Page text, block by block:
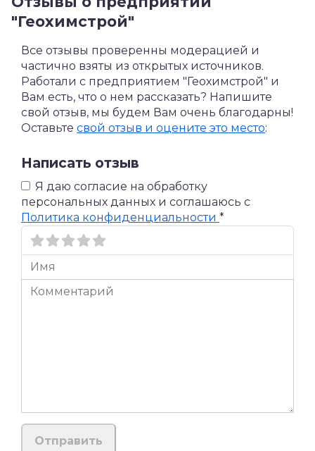
"Геохимстрой"
Все отзывы проверенны модерацией и
частично взяты из открытых источников.
Работали с предприятием "Геохимстрой" и
Вам есть, что о нем рассказать? Напишите
свой отзыв, мы будем Вам очень благодарны!
Оставьте свой отзыв и оцените это место:
Написать отзыв
Я даю согласие на обработку
персональных данных и соглашаюсь c
Политика конфиденциальности *